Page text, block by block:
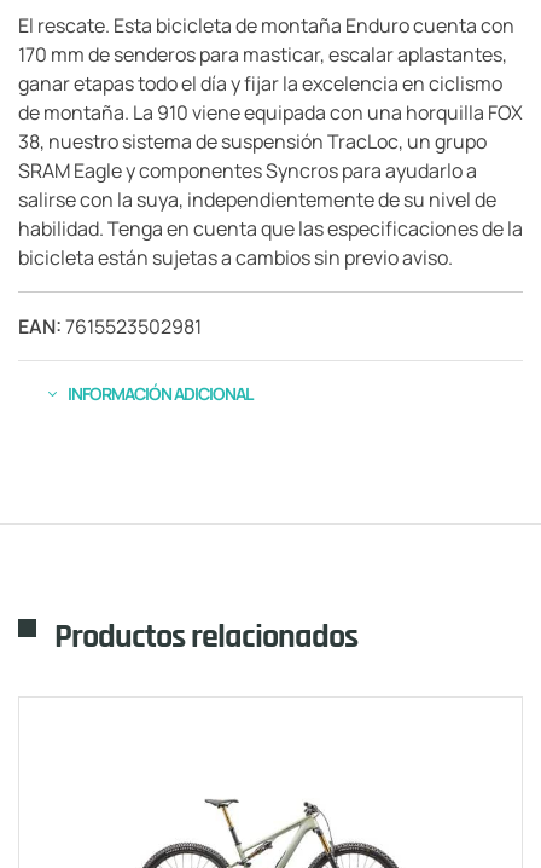
El rescate. Esta bicicleta de montaña Enduro cuenta con
170 mm de senderos para masticar, escalar aplastantes,
ganar etapas todo el día y fijar la excelencia en ciclismo
de montaña. La 910 viene equipada con una horquilla FOX
38, nuestro sistema de suspensión TracLoc, un grupo
SRAM Eagle y componentes Syncros para ayudarlo a
salirse con la suya, independientemente de su nivel de
habilidad. Tenga en cuenta que las especificaciones de la
bicicleta están sujetas a cambios sin previo aviso.
EAN:7615523502981
INFORMACIÓN ADICIONAL
Productos relacionados